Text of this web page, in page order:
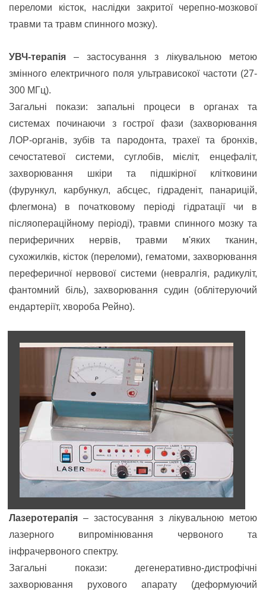
переломи кісток, наслідки закритої черепно-мозкової
травми та травм спинного мозку).
УВЧ-терапія – застосування з лікувальною метою
змінного електричного поля ультрависокої частоти (27-
300 МГц).
Загальні покази: запальні процеси в органах та
системах починаючи з гострої фази (захворювання
ЛОР-органів, зубів та пародонта, трахеї та бронхів,
сечостатевої системи, суглобів, мієліт, енцефаліт,
захворювання шкіри та підшкірної клітковини
(фурункул, карбункул, абсцес, гідраденіт, панарицій,
флегмона) в початковому періоді гідратації чи в
післяопераційному періоді), травми спинного мозку та
периферичних нервів, травми м'яких тканин,
сухожилків, кісток (переломи), гематоми, захворювання
переферичної нервової системи (невралгія, радикуліт,
фантомний біль), захворювання судин (облітеруючий
ендартеріїт, хвороба Рейно).
Лазеротерапія – застосування з лікувальною метою
лазерного випромінювання червоного та
інфрачервоного спектру.
Загальні покази: дегенеративно-дистрофічні
захворювання рухового апарату (деформуючий